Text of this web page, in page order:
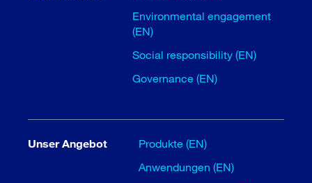
Environmental engagement
(EN)
Social responsibility (EN)
Governance (EN)
Unser Angebot
Produkte (EN)
Anwendungen (EN)